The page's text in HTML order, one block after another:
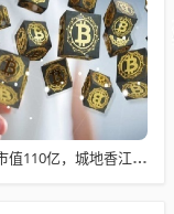
股价18元市值110亿，城地香江却被查出连续7季财报失真